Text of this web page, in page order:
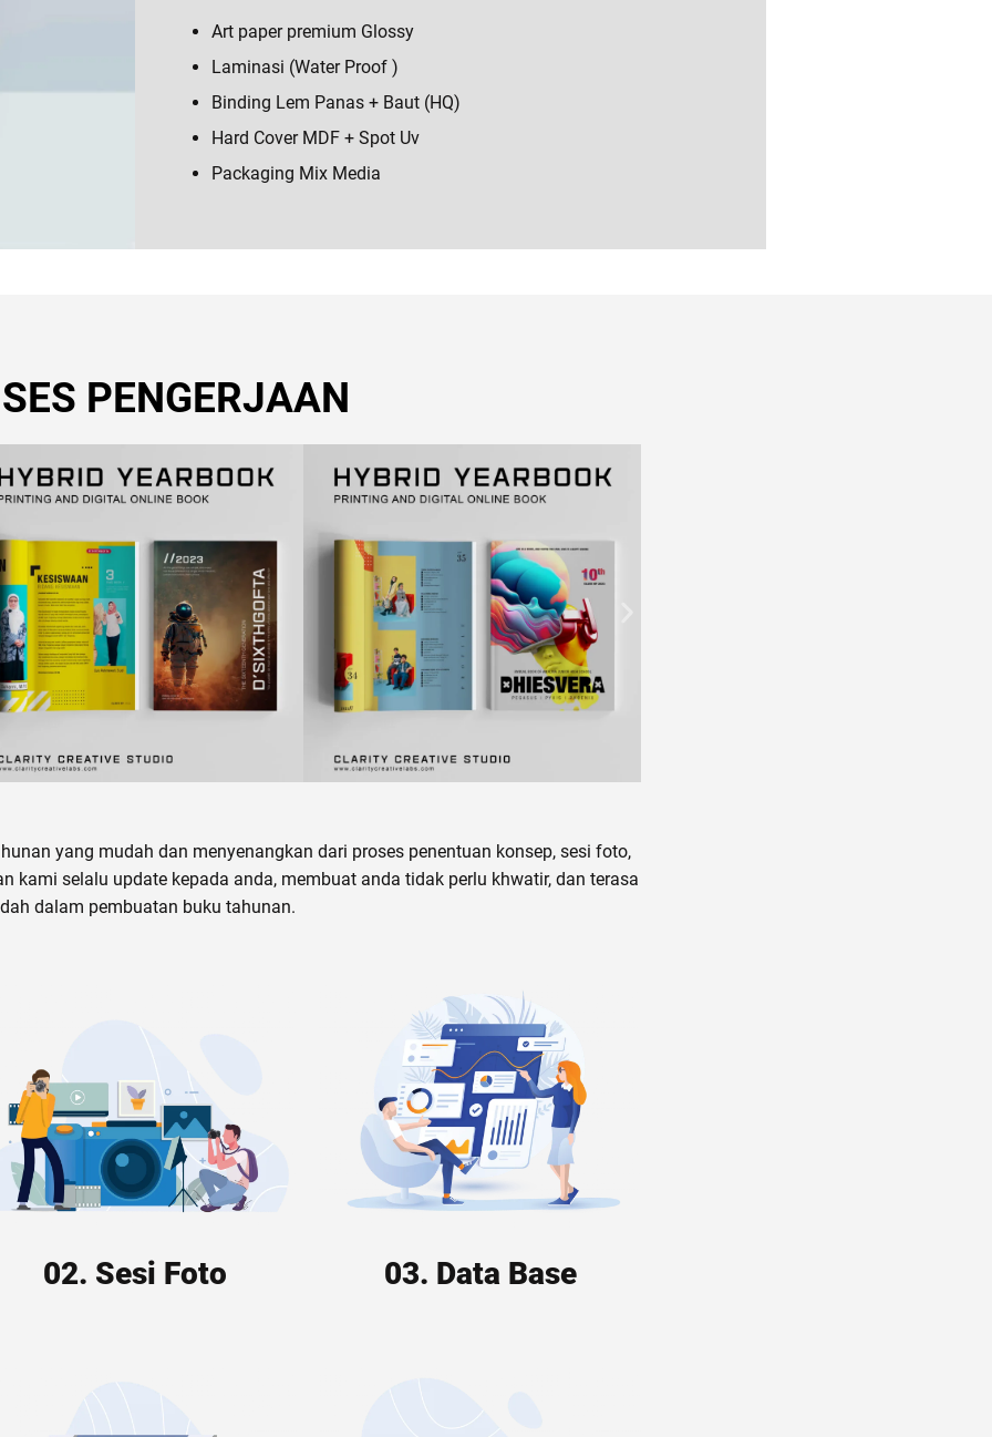
Art paper premium Glossy
Laminasi (Water Proof )
Binding Lem Panas + Baut (HQ)
Hard Cover MDF + Spot Uv
Packaging Mix Media
PENGERJAAN
yang mudah dan menyenangkan dari proses penentuan konsep, sesi foto,
kami selalu update kepada anda, membuat anda tidak perlu khwatir, dan terasa
dalam pembuatan buku tahunan.
02. Sesi Foto 03. Data Base